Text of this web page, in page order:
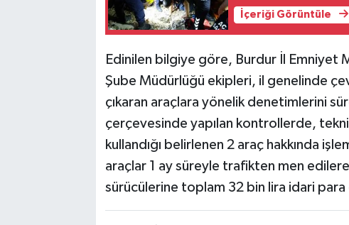
İçeriği Görüntüle
Edinilen bilgiye göre, Burdur İl Emniyet
Şube Müdürlüğü ekipleri, il genelinde
çıkaran araçlara yönelik denetimlerini
çerçevesinde yapılan kontrollerde,
kullandığı belirlenen 2 araç hakkında
araçlar 1 ay süreyle trafikten men
sürücülerine toplam 32 bin lira idari para